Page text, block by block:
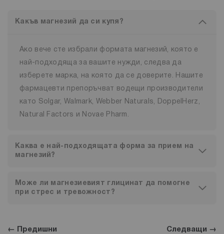
Какъв магнезий да си купя?
Ако вече сте избрали формата магнезий, която е
най-подходяща за вашите нужди, следва да
изберете марка, на която да се доверите. Нашите
фармацевти препоръчват водещи производители
като Solgar, Walmark, Webber Naturals, DoppelHerz,
Natural Factors и Novae Pharm.
Каква е най-подходящата форма за прием на
магнезий?
Може ли магнезиевият глицинат да помогне
при стрес и тревожност?
← Предишни Следващи →